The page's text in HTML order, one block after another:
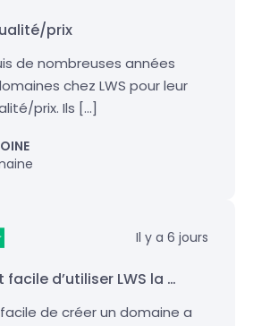
prix
de nombreuses années
chez LWS pour leur
prix. Ils […]
Il y a 6 jours
facile d’utiliser LWS la …
de créer un domaine a